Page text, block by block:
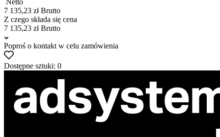
7 135,23 zł Brutto
Z czego składa się cena
7 135,23 zł Brutto
Poproś o kontakt w celu zamówienia
Dostępne sztuki: 0